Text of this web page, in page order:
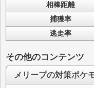
相棒距離
捕獲率
逃走率
その他のコンテンツ
メリープの対策ポケ